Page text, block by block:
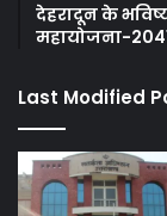
देहरादून के
महायोजना-
Last Modified